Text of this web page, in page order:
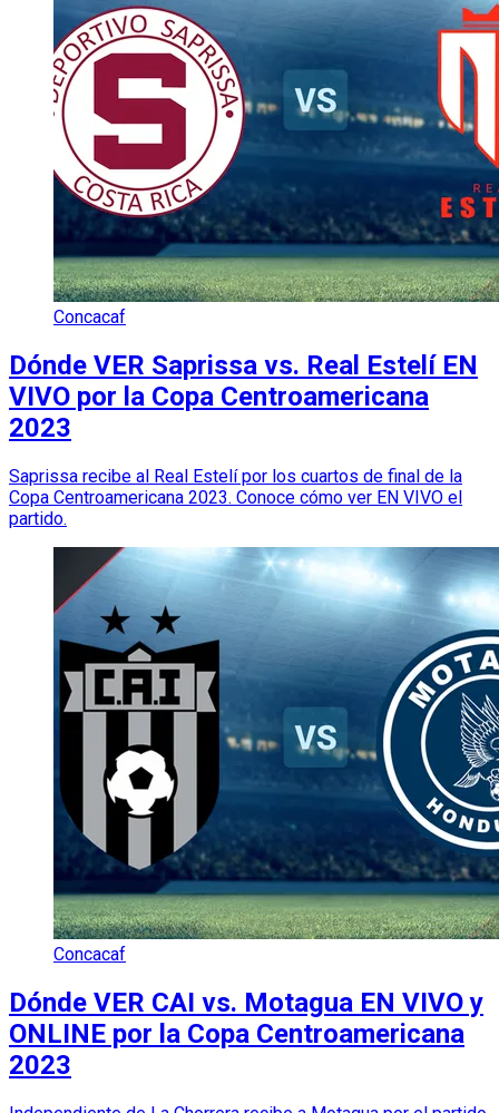
Concacaf
Dónde VER Saprissa vs. Real Estelí EN
VIVO por la Copa Centroamericana
2023
Saprissa recibe al Real Estelí por los cuartos de final de la
Copa Centroamericana 2023. Conoce cómo ver EN VIVO el
partido.
Concacaf
Dónde VER CAI vs. Motagua EN VIVO y
ONLINE por la Copa Centroamericana
2023